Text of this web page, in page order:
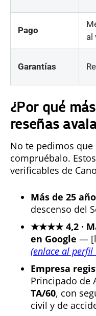
Pago
al
Garantías
¿Por qué
reseñas
No te pedimos
compruébalo.
verificables de
Más de 25
descenso del
★★★★ 4,2 ·
en Google —
(enlace al perfil
Empresa
Principado de
TA/60, con
civil y de